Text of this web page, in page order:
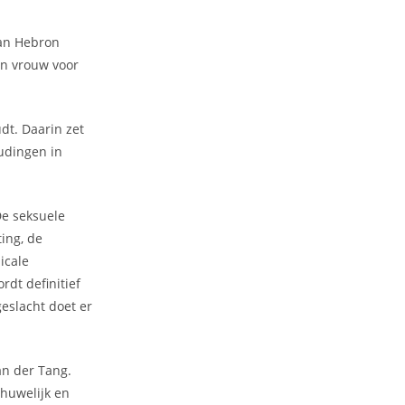
Hebron
vrouw voor
Daarin zet
in
seksuele
de
definitief
doet er
der Tang.
en